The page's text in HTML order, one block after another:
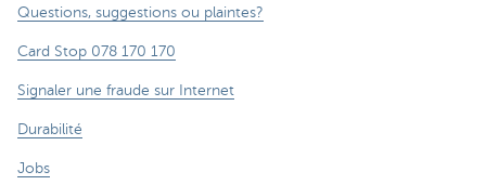
Questions, suggestions ou plaintes?
Card Stop 078 170 170
Signaler une fraude sur Internet
Durabilité
Jobs